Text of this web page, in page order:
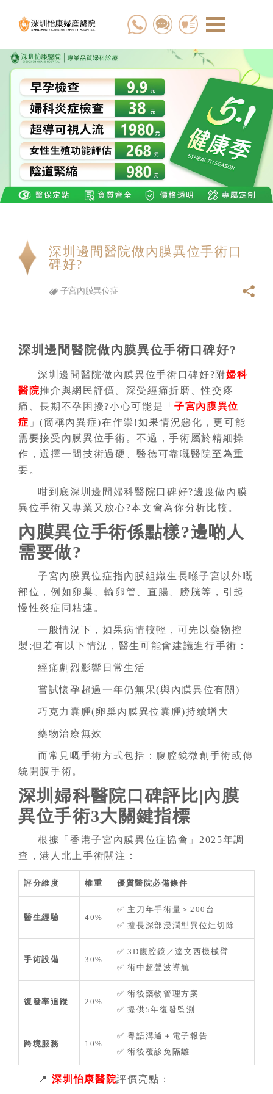
深圳邊間醫院做內膜異位手術口
碑好?
子宮內膜異位症
深圳邊間醫院做內膜異位手術口碑好?
深圳邊間醫院做內膜異位手術口碑好?附婦科
醫院推介與網民評價。深受經痛折磨、性交疼
痛、長期不孕困擾?小心可能是「子宮內膜異位
症 」(簡稱內異症)在作祟!如果情況惡化，更可能
需要接受內膜異位手術。不過，手術屬於精細操
作，選擇一間技術過硬、醫德可靠嘅醫院至為重
要。
咁到底深圳邊間婦科醫院口碑好?邊度做內膜
異位手術又專業又放心?本文會為你分析比較。
內膜異位手術係點樣?邊啲人
需要做?
子宮內膜異位症指內膜組織生長喺子宮以外嘅
部位，例如卵巢、輸卵管、直腸、膀胱等，引起
慢性炎症同粘連。
一般情況下，如果病情較輕，可先以藥物控
製;但若有以下情況，醫生可能會建議進行手術：
經痛劇烈影響日常生活
嘗試懷孕超過一年仍無果(與內膜異位有關)
巧克力囊腫(卵巢內膜異位囊腫)持續增大
藥物治療無效
而常見嘅手術方式包括：腹腔鏡微創手術或傳
統開腹手術。
深圳婦科醫院口碑評比|內膜
異位手術3大關鍵指標
根據「香港子宮內膜異位症協會」2025年調
查，港人北上手術關注：
評分維度 權重 優質醫院必備條件
醫生經驗 40%
✅ 主刀年手術量＞200台
✅ 擅長深部浸潤型異位灶切除
手術設備 30%
✅ 3D腹腔鏡／達文西機械臂
✅ 術中超聲波導航
復發率追蹤 20%
✅ 術後藥物管理方案
✅ 提供5年復發監測
跨境服務 10%
✅ 粵語溝通＋電子報告
✅ 術後覆診免隔離
📍深圳怡康醫院評價亮點：